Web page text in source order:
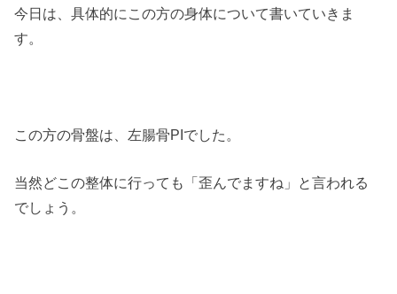
今日は、具体的にこの方の身体について書いていきま
す。
この方の骨盤は、左腸骨PIでした。
当然どこの整体に行っても「歪んでますね」と言われる
でしょう。